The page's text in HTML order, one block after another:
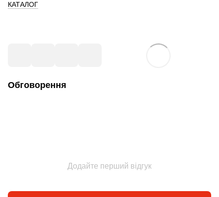
КАТАЛОГ
Обговорення
Додайте перший відгук